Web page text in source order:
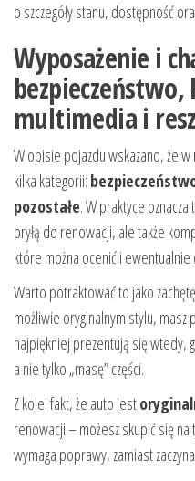
o szczegóły stanu, dostępność
Wyposażenie i
multimedia i
W opisie pojazdu wskazano, że
kilka kategorii:
pozostałe. W praktyce
bryłą do renowacji, ale także
które można ocenić i
Warto potraktować to jako
możliwie oryginalnym stylu, masz
najpiękniej prezentują się wtedy,
a nie tylko „masę” części.
Z kolei fakt, że auto jest
renowacji – możesz skupić się
wymaga poprawy, zamiast